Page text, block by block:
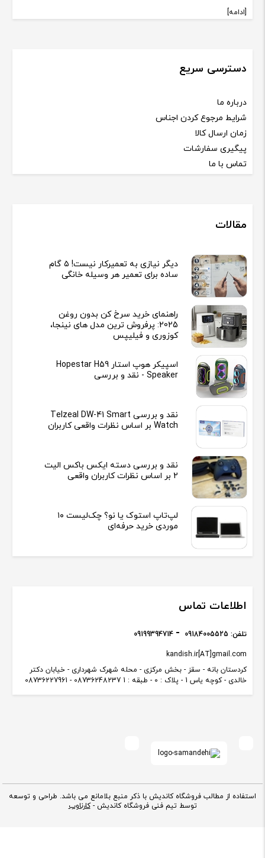
[ادامه]
دسترسی سریع
درباره ما
شرایط مرجوع کردن اجناس
زمان ارسال کالا
پیگیری سفارشات
تماس با ما
مقالات
دیگر نیازی به تعمیرکار نیست! ۵ گام
ساده برای تعمیر هر وسیله خانگی
راهنمای خرید سرخ کن بدون روغن
2025: پرفروش ترین مدل های نینجا،
کوزوری و فیلیپس
اسپیکر هوپ استار Hopestar H59
Speaker - نقد و بررسی
نقد و بررسی Telzeal DW-41 Smart
Watch بر اساس نظرات واقعی کاربران
نقد و بررسی دسته ایکس باکس الیت
2 بر اساس نظرات کاربران واقعی
لپ‌تاپ استوک یا نو؟ چک‌لیست ۱۰
موردی خرید حرفه‌ای
اطلاعات تماس
کردستان بانه - سقز - بخش مرکزی - محله شهرک شهرداری - خیابان دکتر
خالدی - کوچه یاس 1 - پلاک : 0 - طبقه : 1 08736248237 - 08736227961
kandish.ir[AT]gmail.com
تلفن: 09184005525
09199394714
استفاده از مطالب فروشگاه کاندیش با ذکر منبع بلامانع می باشد. طراحی و توسعه
توسط تیم فنی فروشگاه کاندیش -کارناوب